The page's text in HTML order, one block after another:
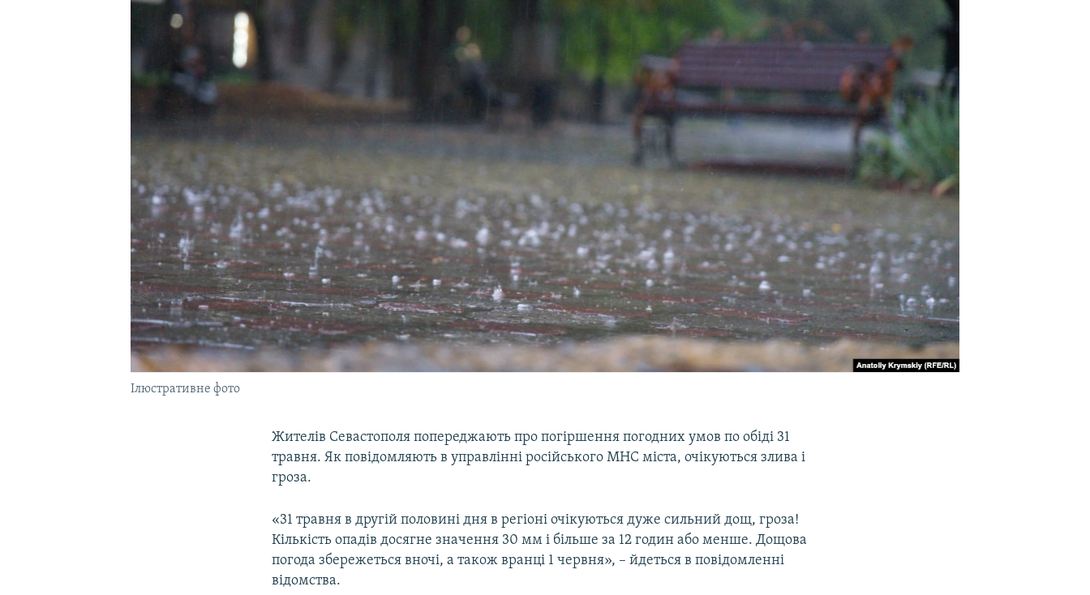
Ілюстративне фото
Жителів Севастополя попереджають про погіршення погодних умов по обіді 31
травня. Як повідомляють в управлінні російського МНС міста, очікуються злива і
гроза.
«31 травня в другій половині дня в регіоні очікуються дуже сильний дощ, гроза!
Кількість опадів досягне значення 30 мм і більше за 12 годин або менше. Дощова
погода збережеться вночі, а також вранці 1 червня», – йдеться в повідомленні
відомства.